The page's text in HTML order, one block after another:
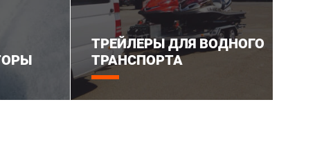
ТРЕЙЛЕРЫ ДЛЯ ВОДНОГО
ТРАНСПОРТА